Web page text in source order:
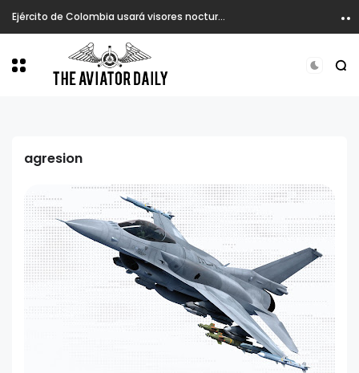
Ejército de Colombia usará visores nocturnos en atención de emergencia desde helicópteros.
agresion